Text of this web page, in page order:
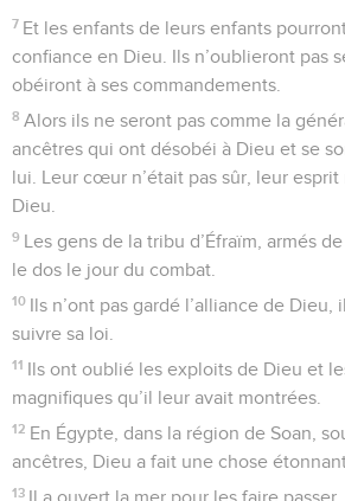
7 Et les enfants de leurs enfants
confiance en Dieu. Ils n’oublieront pas
obéiront à ses commandements.
8 Alors ils ne seront pas comme la
ancêtres qui ont désobéi à Dieu et se
lui. Leur cœur n’était pas sûr, leur esprit
Dieu.
9 Les gens de la tribu d’Éfraïm, armés
le dos le jour du combat.
10 Ils n’ont pas gardé l’alliance de Dieu,
suivre sa loi.
11 Ils ont oublié les exploits de Dieu et
magnifiques qu’il leur avait montrées.
12 En Égypte, dans la région de Soan,
ancêtres, Dieu a fait une chose
13 Il a ouvert la mer pour les faire